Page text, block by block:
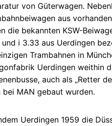
von Güterwagen.
aus
die bekannten KSW-
i 3.33 aus Uerdingen
Trambahnen in
Uerdingen weithin
auch als „Retter
bei MAN gebaut wurden.
Uerdingen 1959 die